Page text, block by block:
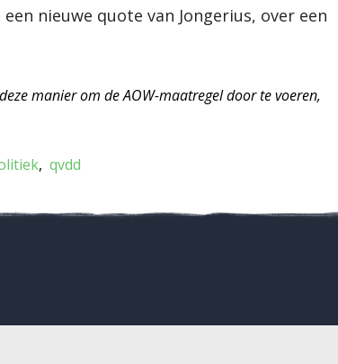
nieuwe quote van Jongerius, over een
manier om de AOW-maatregel door te voeren,
qvdd